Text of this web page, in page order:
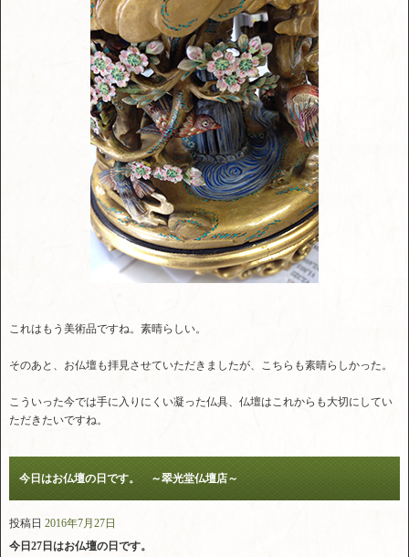
これはもう美術品ですね。素晴らしい。
そのあと、お仏壇も拝見させていただきましたが、こちらも素晴らしかった。
こういった今では手に入りにくい凝った仏具、仏壇はこれからも大切にしてい
ただきたいですね。
今日はお仏壇の日です。 ～翠光堂仏壇店～
投稿日 2016年7月27日
今日27日はお仏壇の日です。